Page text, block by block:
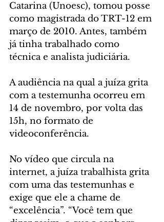
Catarina (Unoesc), tomou posse
como magistrada do TRT-12 em
março de 2010. Antes, também
já tinha trabalhado como
técnica e analista judiciária.
A audiência na qual a juíza grita
com a testemunha ocorreu em
14 de novembro, por volta das
15h, no formato de
videoconferência.
No vídeo que circula na
internet, a juíza trabalhista grita
com uma das testemunhas e
exige que ele a chame de
“excelência”. “Você tem que